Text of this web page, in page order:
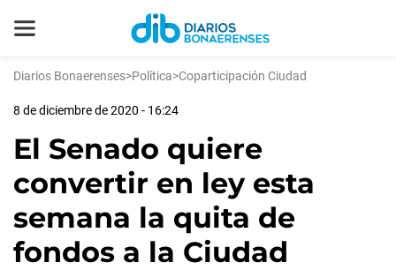
Diarios Bonaerenses>Política>Coparticipación Ciudad
8 de diciembre de 2020 - 16:24
El Senado quiere
convertir en ley esta
semana la quita de
fondos a la Ciudad